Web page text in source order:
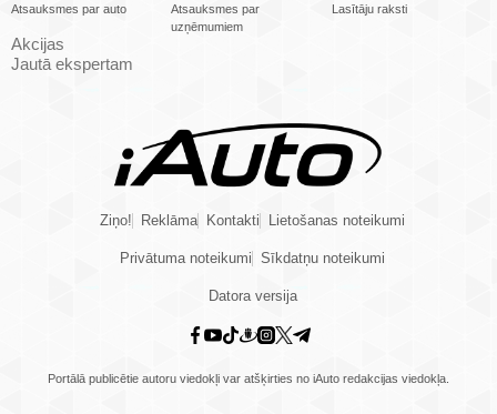
Atsauksmes par auto
Atsauksmes par
uzņēmumiem
Lasītāju raksti
Akcijas
Jautā ekspertam
Ziņo! Reklāma Kontakti Lietošanas noteikumi
Privātuma noteikumi Sīkdatņu noteikumi
Datora versija
Portālā publicētie autoru viedokļi var atšķirties no iAuto redakcijas viedokļa.